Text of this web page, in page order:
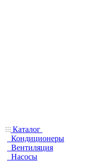
Каталог
Кондиционеры
Вентиляция
Насосы